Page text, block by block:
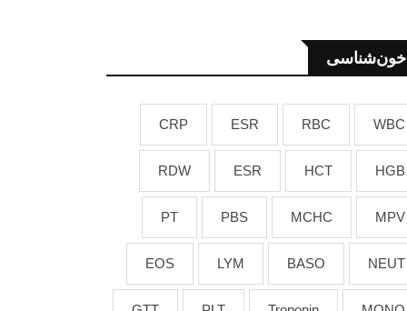
خون‌شناسی
WBC
RBC
ESR
CRP
HGB
HCT
ESR
RDW
MPV
MCHC
PBS
PT
NEUT
BASO
LYM
EOS